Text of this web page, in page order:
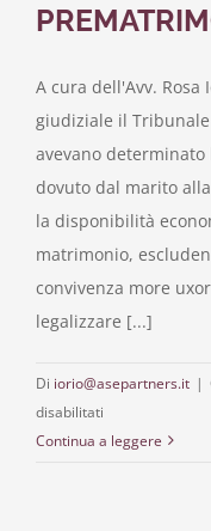
A cura dell'Avv.
giudiziale il
avevano determinato
dovuto dal marito
la disponibilità
matrimonio,
convivenza more
legalizzare [...]
Di iorio@asepartners.it |
disabilitati
ASSEGNO
Continua a leggere